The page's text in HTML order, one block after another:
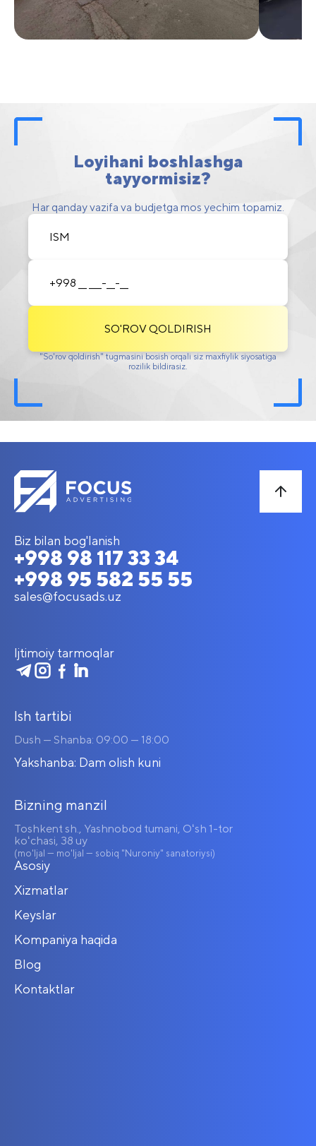
Loyihani boshlashga
tayyormisiz?
Har qanday vazifa va budjetga mos yechim topamiz.
SO'ROV QOLDIRISH
"So'rov qoldirish" tugmasini bosish orqali siz maxfiylik siyosatiga
rozilik bildirasiz.
Biz bilan bog'lanish
+998 98 117 33 34
+998 95 582 55 55
sales@focusads.uz
Ijtimoiy tarmoqlar
Ish tartibi
Dush — Shanba: 09:00 — 18:00
Yakshanba: Dam olish kuni
Bizning manzil
Toshkent sh., Yashnobod tumani, Oʻsh 1-tor
koʻchasi, 38 uy
(mo'ljal — mo'ljal — sobiq "Nuroniy" sanatoriysi)
Asosiy
Xizmatlar
Keyslar
Kompaniya haqida
Blog
Kontaktlar